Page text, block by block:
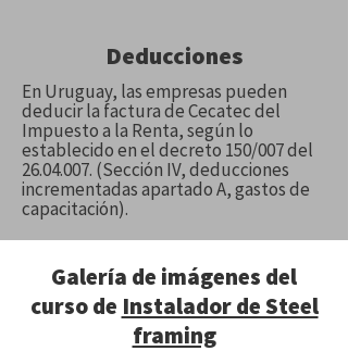
Deducciones
En Uruguay, las empresas pueden
deducir la factura de Cecatec del
Impuesto a la Renta, según lo
establecido en el decreto 150/007 del
26.04.007. (Sección IV, deducciones
incrementadas apartado A, gastos de
capacitación).
Galería de imágenes del
curso de Instalador de Steel
framing